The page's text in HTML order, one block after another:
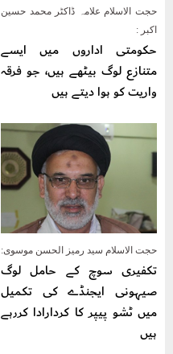
حجت الاسلام علامہ ڈاکٹر محمد حسین
اکبر :
حکومتی اداروں میں ایسے
متنازع لوگ بیٹھے ہیں، جو فرقہ
واریت کو ہوا دیتے ہیں
حجت الاسلام سید رمیز الحسن موسوی:
تکفیری سوچ کے حامل لوگ
صیہونی ایجنڈے کی تکمیل
میں ٹشو پیپر کا کردارادا کررہے
ہیں